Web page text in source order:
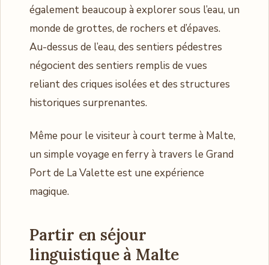
également beaucoup à explorer sous l’eau, un
monde de grottes, de rochers et d’épaves.
Au-dessus de l’eau, des sentiers pédestres
négocient des sentiers remplis de vues
reliant des criques isolées et des structures
historiques surprenantes.
Même pour le visiteur à court terme à Malte,
un simple voyage en ferry à travers le Grand
Port de La Valette est une expérience
magique.
Partir en séjour
linguistique à Malte